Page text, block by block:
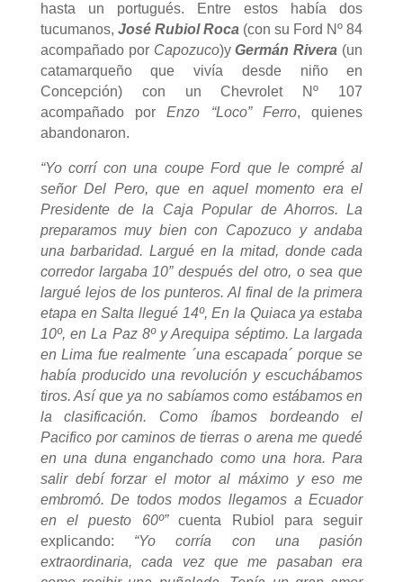
hasta un portugués. Entre estos había dos
tucumanos, José Rubiol Roca (con su Ford Nº 84
acompañado por Capozuco)yGermán Rivera (un
catamarqueño que vivía desde niño en
Concepción) con un Chevrolet Nº 107
acompañado porEnzo “Loco” Ferro, quienes
abandonaron.
“Yo corrí con una coupe Ford que le compré al
señor Del Pero, que en aquel momento era el
Presidente de la Caja Popular de Ahorros. La
preparamos muy bien con Capozuco y andaba
una barbaridad. Largué en la mitad, donde cada
corredor largaba 10” después del otro, o sea que
largué lejos de los punteros. Al final de la primera
etapa en Salta llegué 14º, En la Quiaca ya estaba
10º, en La Paz 8º y Arequipa séptimo. La largada
en Lima fue realmente ´una escapada´ porque se
había producido una revolución y escuchábamos
tiros. Así que ya no sabíamos como estábamos en
la clasificación. Como íbamos bordeando el
Pacifico por caminos de tierras o arena me quedé
en una duna enganchado como una hora. Para
salir debí forzar el motor al máximo y eso me
embromó. De todos modos llegamos a Ecuador
en el puesto 60º”cuenta Rubiol para seguir
explicando: “Yo corría con una pasión
extraordinaria, cada vez que me pasaban era